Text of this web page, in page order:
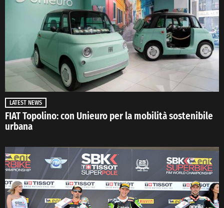
LATEST NEWS
FIAT Topolino: con Unieuro per la mobilità sostenibile
urbana